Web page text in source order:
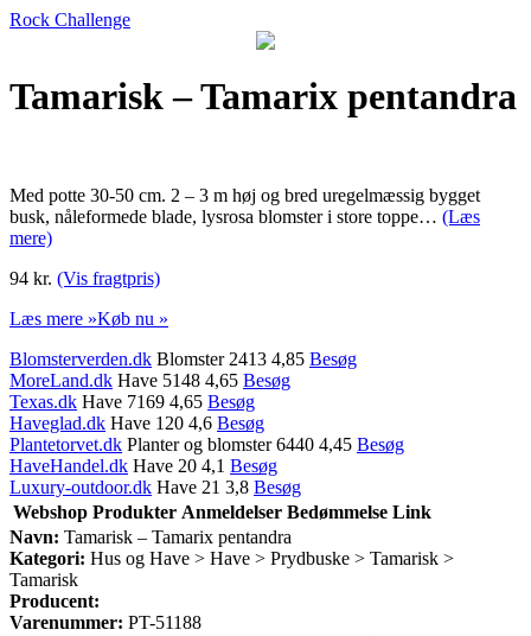
Rock Challenge
Tamarisk – Tamarix pentandra
Med potte 30-50 cm. 2 – 3 m høj og bred uregelmæssig bygget
busk, nåleformede blade, lysrosa blomster i store toppe… (Læs
mere)
94 kr. (Vis fragtpris)
Læs mere »Køb nu »
Blomsterverden.dk Blomster 2413 4,85 Besøg
MoreLand.dk Have 5148 4,65 Besøg
Texas.dk Have 7169 4,65 Besøg
Haveglad.dk Have 120 4,6 Besøg
Plantetorvet.dk Planter og blomster 6440 4,45 Besøg
HaveHandel.dk Have 20 4,1 Besøg
Luxury-outdoor.dk Have 21 3,8 Besøg
Webshop Produkter Anmeldelser Bedømmelse Link
Navn: Tamarisk – Tamarix pentandra
Kategori: Hus og Have > Have > Prydbuske > Tamarisk >
Tamarisk
Producent:
Varenummer: PT-51188